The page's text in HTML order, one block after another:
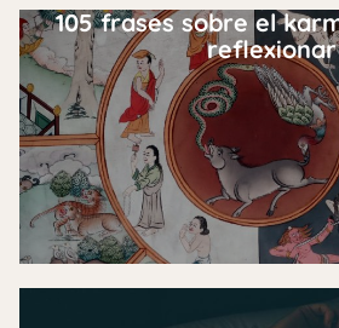
105 frases sobre el
reflexionar